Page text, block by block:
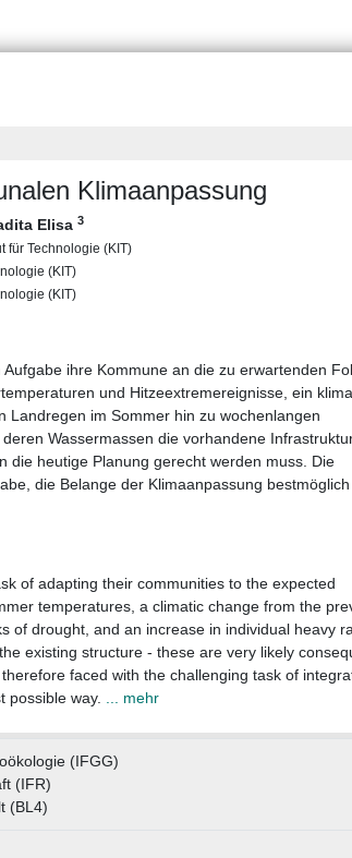
Klimaanpassung
Elisa 3
für Technologie (KIT)
(KIT)
(KIT)
ihre Kommune an die zu erwartenden
und Hitzeextremereignisse, ein
im Sommer hin zu wochenlangen
Wassermassen die vorhandene
die heutige Planung gerecht werden muss. Die
die Belange der Klimaanpassung
of adapting their communities to the expected
temperatures, a climatic change from the
of drought, and an increase in individual heavy
existing structure - these are very likely
faced with the challenging task of
possible way. ... mehr
(IFGG)
(IFR)
(BL4)